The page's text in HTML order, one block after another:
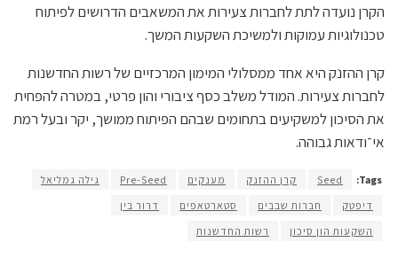
הקרן נועדה לתת לחברות צעירות את המשאבים הדרושים לפיתוח
טכנולוגיות עמוקות ולמשיכת השקעות המשך.
קרן ההזנק היא אחד ממסלולי המימון המרכזיים של רשות החדשנות
לחברות צעירות. המודל משלב כסף ציבורי והון פרטי, במטרה להפחית
את הסיכון למשקיעים בתחומים שבהם הפיתוח ממושך, יקר ובעל רמת
אי־ודאות גבוהה.
Tags:
Seed קרן ההזנק מענקים Pre-Seed
גילה גמליאל
דיפטק
חברות שבבים סטארטאפים
דרור בין
השקעות הון סיכון
רשות החדשנות